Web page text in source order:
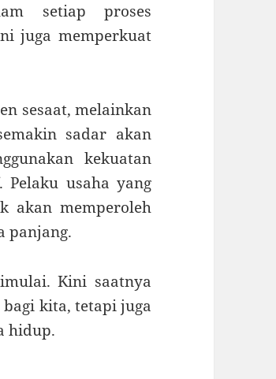
setiap proses
juga memperkuat
sesaat, melainkan
sadar akan
kekuatan
usaha yang
akan memperoleh
panjang.
Kini saatnya
kita, tetapi juga
hidup.